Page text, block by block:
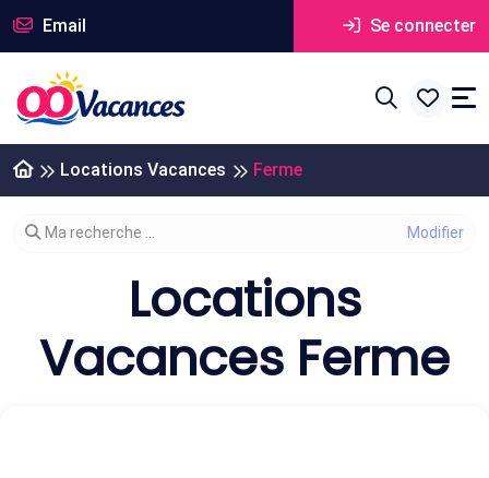
Email Se connecter
Locations Vacances Ferme
Modifier votre recherche
Ma recherche ...
Locations
Vacances Ferme